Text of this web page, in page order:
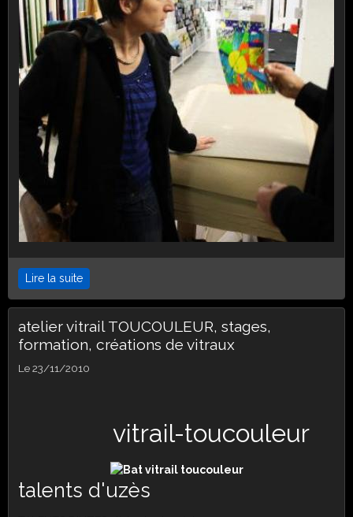
Lire la suite
atelier vitrail TOUCOULEUR, stages,
formation, créations de vitraux
Le 23/11/2010
vitrail-toucouleur
talents d'uzès